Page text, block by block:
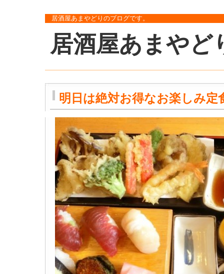
居酒屋あまやどりのブログです。
居酒屋あまやど
明日は絶対お得なお楽しみ定